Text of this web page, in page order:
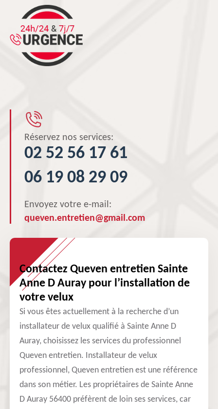
Réservez nos services:
02 52 56 17 61
06 19 08 29 09
Envoyez votre e-mail:
queven.entretien@gmail.com
Contactez Queven entretien Sainte
Anne D Auray pour l’installation de
votre velux
Si vous êtes actuellement à la recherche d’un
installateur de velux qualifié à Sainte Anne D
Auray, choisissez les services du professionnel
Queven entretien. Installateur de velux
professionnel, Queven entretien est une référence
dans son métier. Les propriétaires de Sainte Anne
D Auray 56400 préfèrent de loin ses services, car